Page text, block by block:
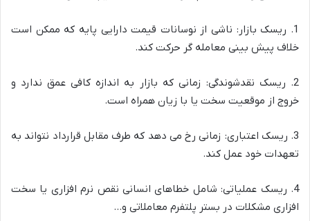
1. ریسک بازار: ناشی از نوسانات قیمت دارایی پایه که ممکن است
خلاف پیش بینی معامله گر حرکت کند.
2. ریسک نقدشوندگی: زمانی که بازار به اندازه کافی عمق ندارد و
خروج از موقعیت سخت یا با زیان همراه است.
3. ریسک اعتباری: زمانی رخ می دهد که طرف مقابل قرارداد نتواند به
تعهدات خود عمل کند.
4. ریسک عملیاتی: شامل خطاهای انسانی نقص نرم افزاری یا سخت
افزاری مشکلات در بستر پلتفرم معاملاتی و…